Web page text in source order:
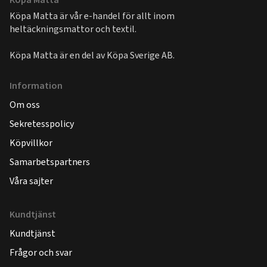
Köpa Matta är vår e-handel för allt inom
heltäckningsmattor och textil.
Köpa Matta är en del avKöpa Sverige AB.
Information
Om oss
Sekretesspolicy
Köpvillkor
Samarbetspartners
Våra sajter
Kundtjänst
Kundtjänst
Frågor och svar